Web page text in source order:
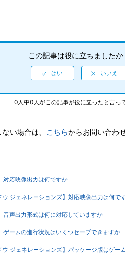
この記事は役に立ちましたか
0人中0人がこの記事が役に立ったと言っ
い場合は、 こちらからお問い合わ
対応映像出力は何ですか
ジェネレーションズ】対応映像出力は何で
音声出力形式は何に対応していますか
ゲームの進行状況はいくつセーブできますか
ウ ジェネレーションズ】パッケージ版はゲー